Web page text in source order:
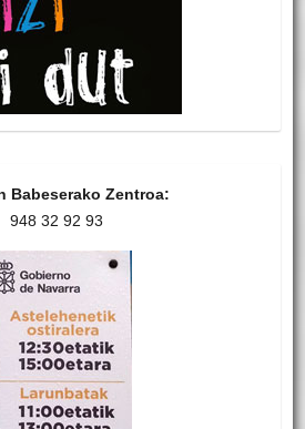
Babeserako Zentroa:
948 32 92 93